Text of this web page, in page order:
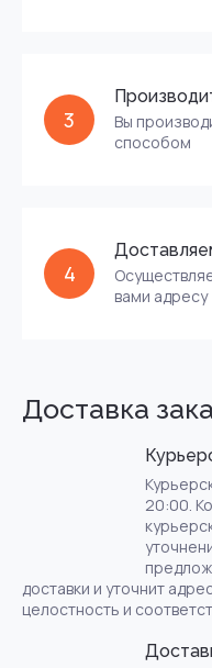
3
Вы
способом
4
вами адресу
Доставка
20:00.
доставки и уточнит
целостность и